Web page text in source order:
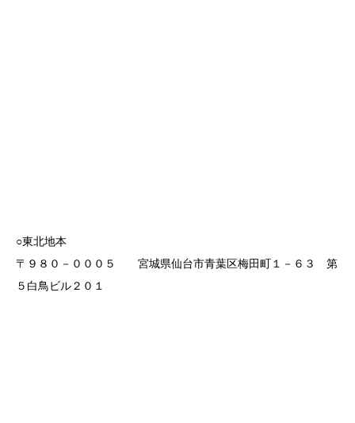
○東北地本
〒９８０－０００５ 宮城県仙台市青葉区梅田町１－６３ 第
５白鳥ビル２０１